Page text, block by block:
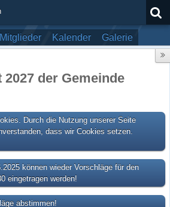
Mitglieder Kalender Galerie
der Gemeinde
Durch die Nutzung unserer Seite
dass wir Cookies setzen.
können wieder Vorschläge für den
eingetragen werden!
abstimmen!